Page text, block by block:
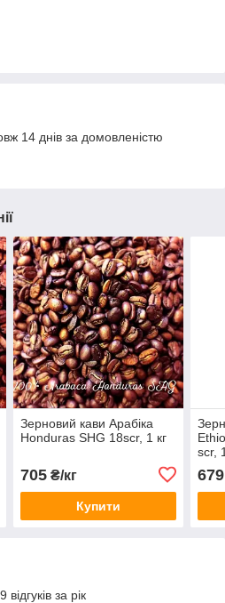
14 днів за домовленістю
Зерновий кави Арабіка
Honduras SHG 18scr, 1 кг
705₴/кг
Купити
scr,
679
за рік